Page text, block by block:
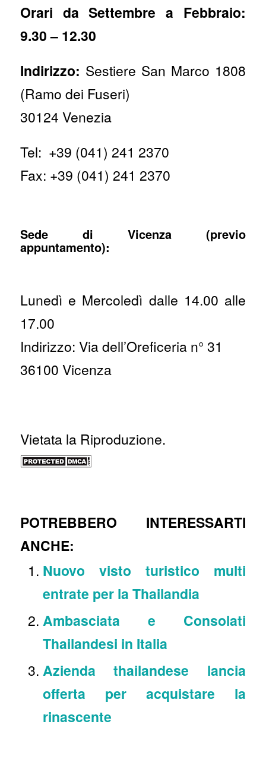
Orari da Settembre a Febbraio:
9.30 – 12.30
Indirizzo: Sestiere San Marco 1808
(Ramo dei Fuseri)
30124 Venezia
Tel: +39 (041) 241 2370
Fax: +39 (041) 241 2370
Sede di Vicenza (previo
appuntamento):
Lunedì e Mercoledì dalle 14.00 alle
17.00
Indirizzo: Via dell’Oreficeria n° 31
36100 Vicenza
Vietata la Riproduzione.
POTREBBERO INTERESSARTI
ANCHE:
Nuovo visto turistico multi
entrate per la Thailandia
Ambasciata e Consolati
Thailandesi in Italia
Azienda thailandese lancia
offerta per acquistare la
rinascente